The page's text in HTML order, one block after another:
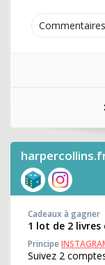
Commentaires
Cadeaux à gagner
1 lot de 2 livres
Principe
Suivez 2